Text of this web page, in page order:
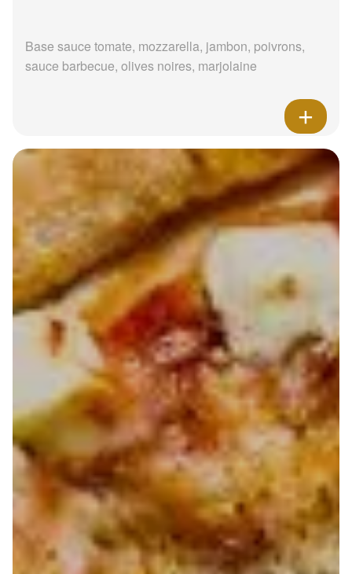
Base sauce tomate, mozzarella, jambon, poivrons,
sauce barbecue, olives noires, marjolaine